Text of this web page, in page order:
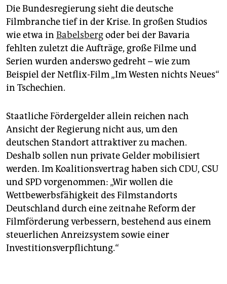
Die Bundesregierung sieht die deutsche
Filmbranche tief in der Krise. In großen Studios
wie etwa in Babelsbergoder bei der Bavaria
fehlten zuletzt die Aufträge, große Filme und
Serien wurden anderswo gedreht – wie zum
Beispiel der Netflix-Film „Im Westen nichts Neues“
in Tschechien.
Staatliche Fördergelder allein reichen nach
Ansicht der Regierung nicht aus, um den
deutschen Standort attraktiver zu machen.
Deshalb sollen nun private Gelder mobilisiert
werden. Im Koalitionsvertrag haben sich CDU, CSU
und SPD vorgenommen: „Wir wollen die
Wettbewerbsfähigkeit des Filmstandorts
Deutschland durch eine zeitnahe Reform der
Filmförderung verbessern, bestehend aus einem
steuerlichen Anreizsystem sowie einer
Investitionsverpflichtung.“